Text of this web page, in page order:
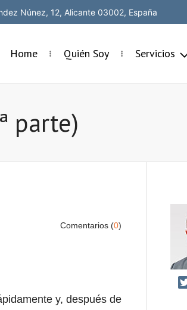
Núnez, 12, Alicante 03002, España
Home Quién Soy Servicios
parte)
Comentarios (0)
y, después de